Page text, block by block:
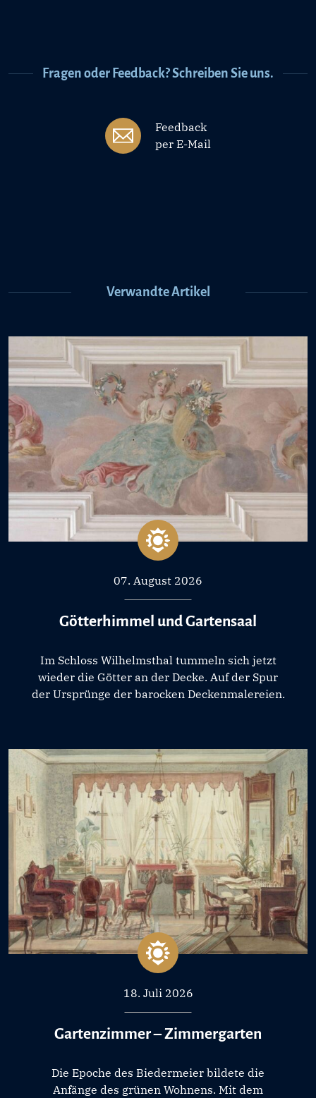
Fragen oder Feedback? Schreiben Sie uns.
Feedback
per E-Mail
Verwandte Artikel
07. August 2026
Götterhimmel und Gartensaal
Im Schloss Wilhelmsthal tummeln sich jetzt
wieder die Götter an der Decke. Auf der Spur
der Ursprünge der barocken Deckenmalereien.
18. Juli 2026
Gartenzimmer – Zimmergarten
Die Epoche des Biedermeier bildete die
Anfänge des grünen Wohnens. Mit dem